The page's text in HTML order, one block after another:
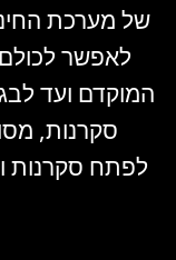
של מערכת
סקרנות,
לפתח סקרנות